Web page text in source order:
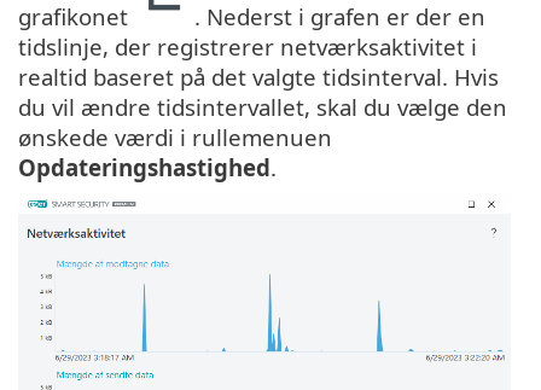
grafikonet
. Nederst i grafen er der en
tidslinje, der registrerer netværksaktivitet i
realtid baseret på det valgte tidsinterval. Hvis
du vil ændre tidsintervallet, skal du vælge den
ønskede værdi i rullemenuen
Opdateringshastighed.